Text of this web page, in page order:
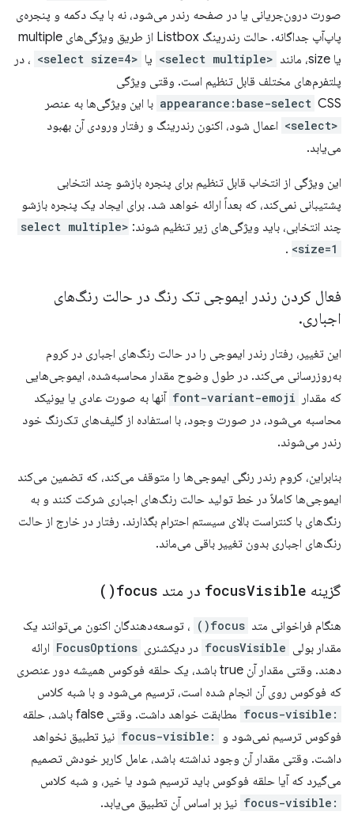
صورت درون‌جریانی یا در صفحه رندر می‌شود، نه با یک دکمه و پنجره‌ی
پاپ‌آپ جداگانه. حالت رندرینگ Listbox از طریق ویژگی‌های multiple
یا size، مانند
<select multiple> یا <select size=4>
، در
پلتفرم‌های مختلف قابل تنظیم است. وقتی ویژگی
appearance:base-select CSS با این ویژگی‌ها به عنصر
<select>
اعمال شود، اکنون رندرینگ و رفتار ورودی آن بهبود
می‌یابد.
این ویژگی از انتخاب قابل تنظیم برای پنجره بازشو چند انتخابی
پشتیبانی نمی‌کند، که بعداً ارائه خواهد شد. برای ایجاد یک پنجره بازشو
چند انتخابی، باید ویژگی‌های زیر تنظیم شوند:
<select multiple
size=1>
.
فعال کردن رندر ایموجی تک رنگ در حالت رنگ‌های
اجباری.
این تغییر، رفتار رندر ایموجی را در حالت رنگ‌های اجباری در کروم
به‌روزرسانی می‌کند. در طول وضوح مقدار محاسبه‌شده، ایموجی‌هایی
که مقدار
font-variant-emoji آنها به صورت عادی یا یونیکد
محاسبه می‌شود، در صورت وجود، با استفاده از گلیف‌های تک‌رنگ خود
رندر می‌شوند.
بنابراین، کروم رندر رنگی ایموجی‌ها را متوقف می‌کند، که تضمین می‌کند
ایموجی‌ها کاملاً در خط تولید حالت رنگ‌های اجباری شرکت کنند و به
رنگ‌های با کنتراست بالای سیستم احترام بگذارند. رفتار در خارج از حالت
رنگ‌های اجباری بدون تغییر باقی می‌ماند.
گزینه focusVisible در متد focus(
)
هنگام فراخوانی متد focus()
، توسعه‌دهندگان اکنون می‌توانند یک
مقدار بولی focusVisible در دیکشنری FocusOptions ارائه
دهند. وقتی مقدار آن true باشد، یک حلقه فوکوس همیشه دور عنصری
که فوکوس روی آن انجام شده است، ترسیم می‌شود و با شبه کلاس
:focus-visible
مطابقت خواهد داشت. وقتی false باشد، حلقه
فوکوس ترسیم نمی‌شود و
:focus-visible
نیز تطبیق نخواهد
داشت. وقتی مقدار آن وجود نداشته باشد، عامل کاربر خودش تصمیم
می‌گیرد که آیا حلقه فوکوس باید ترسیم شود یا خیر، و شبه کلاس
:focus-visible نیز بر اساس آن تطبیق می‌یابد.